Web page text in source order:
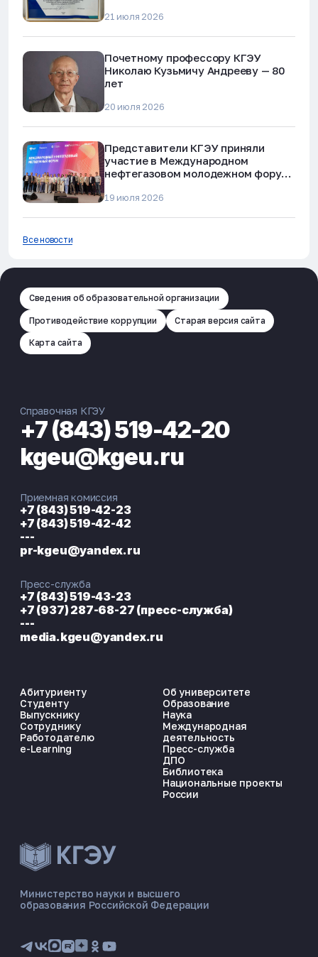
ЭНЕРГОКОД — ПОМОЩНИК КГЭУ
📋 Приёмная комиссия
🏠 Общежитие
мошенничества»
21 июля 2026
Почетному профессору КГЭУ
Николаю Кузьмичу Андрееву — 80
лет
20 июля 2026
Представители КГЭУ приняли
участие в Международном
нефтегазовом молодежном форуме
19 июля 2026
Все новости
Сведения об образовательной организации
Противодействие коррупции Старая версия сайта
Карта сайта
Министерство науки и высшего
образования Российской Федерации
Абитуриенту
Студенту
Выпускнику
Сотруднику
Работодателю
e-Learning
Об университете
Образование
Наука
Международная
деятельность
Пресс-служба
ДПО
Библиотека
Национальные проекты
России
Справочная КГЭУ
+7 (843) 519-42-20
kgeu@kgeu.ru
Приемная комиссия
+7 (843) 519-42-23
+7 (843) 519-42-42
---
pr-kgeu@yandex.ru
Пресс-служба
+7 (843) 519-43-23
+7 (937) 287-68-27 (пресс-служба)
---
media.kgeu@yandex.ru